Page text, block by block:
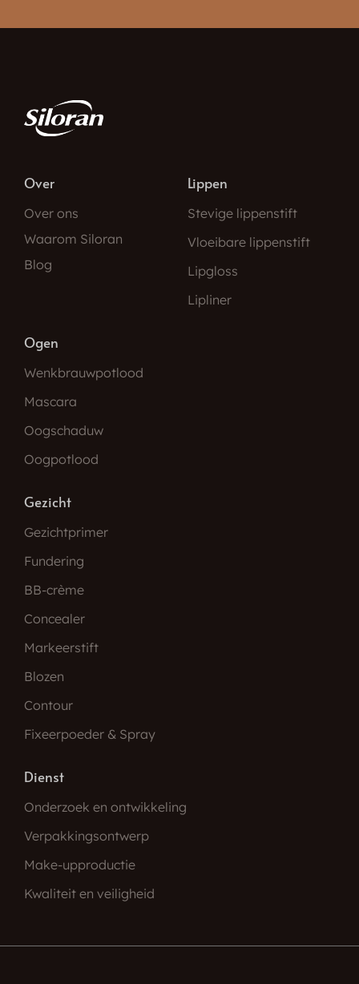
Over
Over ons
Waarom Siloran
Blog
Lippen
Stevige lippenstift
Vloeibare lippenstift
Lipgloss
Lipliner
Ogen
Wenkbrauwpotlood
Mascara
Oogschaduw
Oogpotlood
Gezicht
Gezichtprimer
Fundering
BB-crème
Concealer
Markeerstift
Blozen
Contour
Fixeerpoeder & Spray
Dienst
Onderzoek en ontwikkeling
Verpakkingsontwerp
Make-upproductie
Kwaliteit en veiligheid